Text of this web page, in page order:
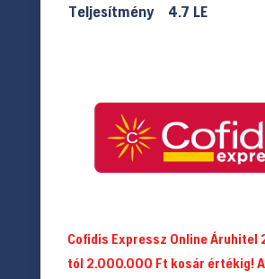
Teljesítmény
4.7 LE
Cofidis Expressz Online
tól 2.000.000 Ft kosár értékig! A